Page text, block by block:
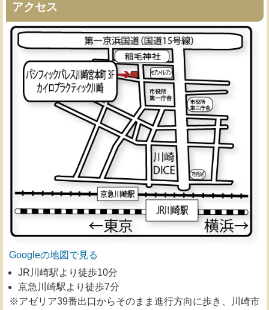
アクセス
Googleの地図で見る
JR川崎駅より徒歩10分
京急川崎駅より徒歩7分
※アゼリア39番出口からそのまま進行方向に歩き、川崎市